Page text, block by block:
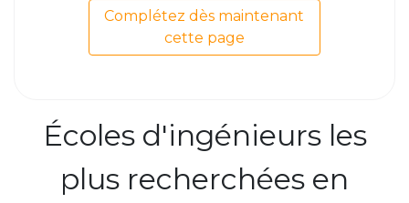
Complétez dès maintenant
cette page
Écoles d'ingénieurs les
plus recherchées en